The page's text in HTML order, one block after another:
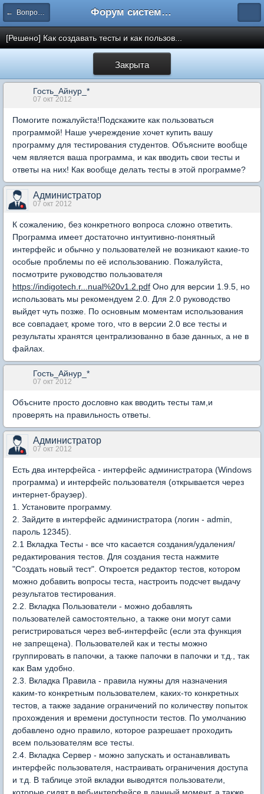
← Вопросы составления тестов Форум системы тестирования INDIGO
[Решено] Как создавать тесты и как пользов...
Закрыта
Гость_Айнур_*
07 окт 2012
Помогите пожалуйста!Подскажите как пользоваться
программой! Наше учереждение хочет купить вашу
программу для тестирования студентов. Объясните вообще
чем является ваша программа, и как вводить свои тесты и
ответы на них! Как вообще делать тесты в этой программе?
Администратор
07 окт 2012
К сожалению, без конкретного вопроса сложно ответить.
Программа имеет достаточно интуитивно-понятный
интерфейс и обычно у пользователей не возникают какие-то
особые проблемы по её использованию. Пожалуйста,
посмотрите руководство пользователя
https://indigotech.r...nual%20v1.2.pdf Оно для версии 1.9.5, но
использовать мы рекомендуем 2.0. Для 2.0 руководство
выйдет чуть позже. По основным моментам использования
все совпадает, кроме того, что в версии 2.0 все тесты и
результаты хранятся централизованно в базе данных, а не в
файлах.
Гость_Айнур_*
07 окт 2012
Объсните просто дословно как вводить тесты там,и
проверять на правильность ответы.
Администратор
07 окт 2012
Есть два интерфейса - интерфейс администратора (Windows
программа) и интерфейс пользователя (открывается через
интернет-браузер).
1. Установите программу.
2. Зайдите в интерфейс администратора (логин - admin,
пароль 12345).
2.1 Вкладка Тесты - все что касается создания/удаления/
редактирования тестов. Для создания теста нажмите
"Создать новый тест". Откроется редактор тестов, котором
можно добавить вопросы теста, настроить подсчет выдачу
результатов тестирования.
2.2. Вкладка Пользователи - можно добавлять
пользователей самостоятельно, а также они могут сами
регистрироваться через веб-интерфейс (если эта функция
не запрещена). Пользователей как и тесты можно
группировать в папочки, а также папочки в папочки и т.д., так
как Вам удобно.
2.3. Вкладка Правила - правила нужны для назначения
каким-то конкретным пользователем, каких-то конкретных
тестов, а также задание ограничений по количеству попыток
прохождения и времени доступности тестов. По умолчанию
добавлено одно правило, которое разрешает проходить
всем пользователям все тесты.
2.4. Вкладка Сервер - можно запускать и останавливать
интерфейс пользователя, настраивать ограничения доступа
и т.д. В таблице этой вкладки выводятся пользователи,